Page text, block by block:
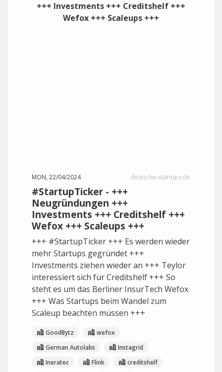
MON, 22/04/2024 deutsche-startups.de
#StartupTicker - +++
Neugründungen +++
Investments +++ Creditshelf +++
Wefox +++ Scaleups +++
+++ #StartupTicker +++ Es werden wieder
mehr Startups gegründet +++
Investments ziehen wieder an +++ Teylor
interessiert sich für Creditshelf +++ So
steht es um das Berliner InsurTech Wefox
+++ Was Startups beim Wandel zum
Scaleup beachten müssen +++
GoodBytz
wefox
German Autolabs
Instagrid
Ineratec
Flink
creditshelf